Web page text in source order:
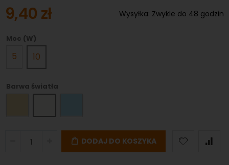
9,40 zł Wysyłka: Zwykle do 48 godzin
Moc (W)
5 10
Barwa światła
DODAJ DO KOSZYKA